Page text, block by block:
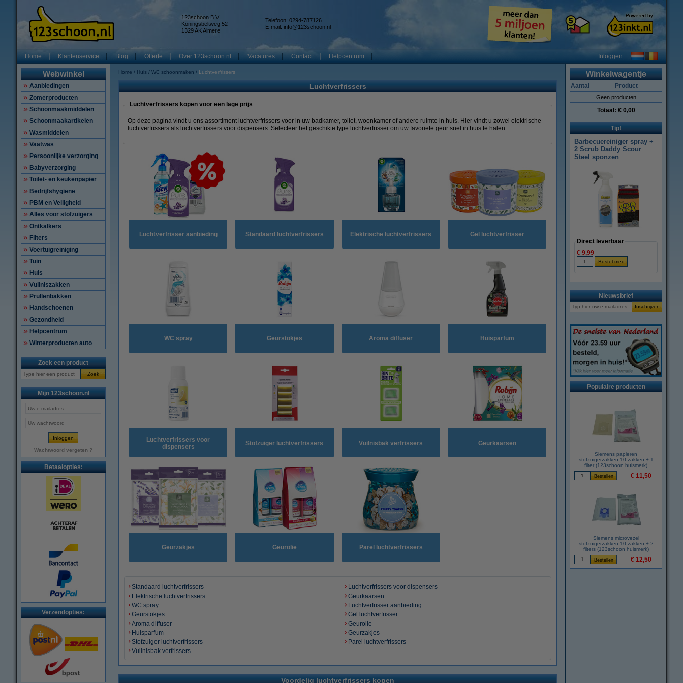
123schoon B.V.
Koningsbeltweg 52
1329 AK Almere
Telefoon: 0294-787126
E-mail: info@123schoon.nl
Home Klantenservice Blog Offerte Over 123schoon.nl Vacatures Contact Helpcentrum Inloggen
Webwinkel
Aanbiedingen
Zomerproducten
Schoonmaakmiddelen
Schoonmaakartikelen
Wasmiddelen
Vaatwas
Persoonlijke verzorging
Babyverzorging
Toilet- en keukenpapier
Bedrijfshygiëne
PBM en Veiligheid
Alles voor stofzuigers
Ontkalkers
Filters
Voertuigreiniging
Tuin
Huis
Vuilniszakken
Prullenbakken
Handschoenen
Gezondheid
Helpcentrum
Winterproducten auto
Zoek een product
Zoek
Mijn 123schoon.nl
Wachtwoord vergeten ?
Betaalopties:
Verzendopties:
Home Huis WC schoonmaken Luchtverfrissers
Luchtverfrissers
Luchtverfrissers kopen voor een lage prijs
Op deze pagina vindt u ons assortiment luchtverfrissers voor in uw badkamer, toilet, woonkamer of andere ruimte in huis. Hier vindt u zowel elektrische
luchtverfrissers als luchtverfrissers voor dispensers. Selecteer het geschikte type luchtverfrisser om uw favoriete geur snel in huis te halen.
Luchtverfrisser aanbieding Standaard luchtverfrissers Elektrische luchtverfrissers Gel luchtverfrisser
WC spray Geurstokjes Aroma diffuser Huisparfum
Luchtverfrissers voor
dispensers
Stofzuiger luchtverfrissers Vuilnisbak verfrissers Geurkaarsen
Geurzakjes Geurolie Parel luchtverfrissers
Standaard luchtverfrissers
Elektrische luchtverfrissers
WC spray
Geurstokjes
Aroma diffuser
Huisparfum
Stofzuiger luchtverfrissers
Vuilnisbak verfrissers
Luchtverfrissers voor dispensers
Geurkaarsen
Luchtverfrisser aanbieding
Gel luchtverfrisser
Geurolie
Geurzakjes
Parel luchtverfrissers
Voordelig luchtverfrissers kopen
Winkelwagentje
Aantal Product
Geen producten
Totaal: € 0,00
Tip!
Barbecuereiniger spray +
2 Scrub Daddy Scour
Steel sponzen
Direct leverbaar
€ 9,99
Nieuwsbrief
Populaire producten
Siemens papieren
stofzuigerzakken 10 zakken + 1
filter (123schoon huismerk)
€ 11,50
Siemens microvezel
stofzuigerzakken 10 zakken + 2
filters (123schoon huismerk)
€ 12,50